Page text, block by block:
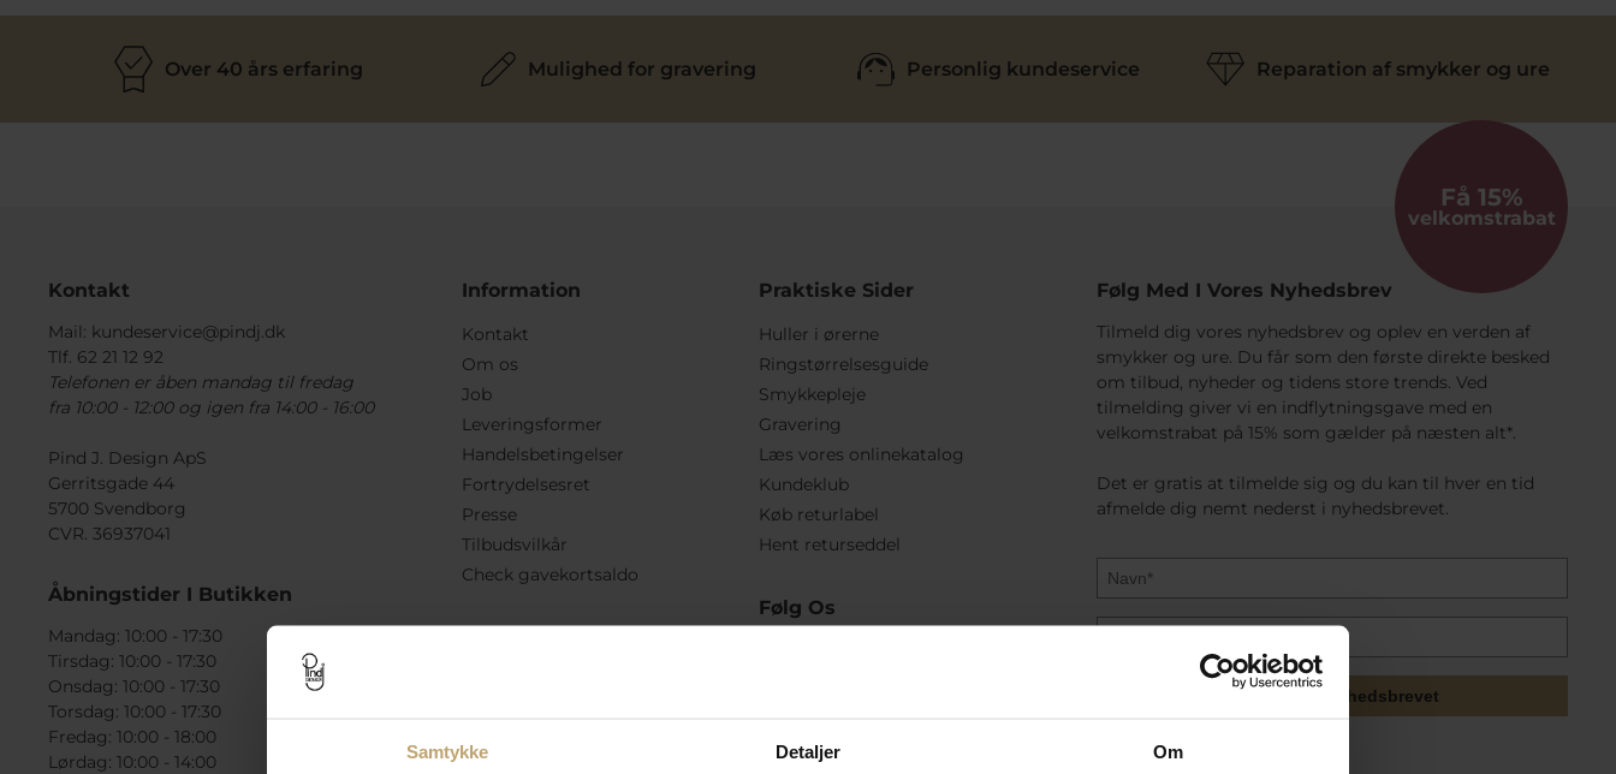
Samtykke Detaljer Om
Over 40 års erfaring Mulighed for gravering Personlig kundeservice Reparation af smykker og ure
Kontakt
Mail: kundeservice@pindj.dk
Tlf. 62 21 12 92
Telefonen er åben mandag til fredag
fra 10:00 - 12:00 og igen fra 14:00 - 16:00
Pind J. Design ApS
Gerritsgade 44
5700 Svendborg
CVR. 36937041
Åbningstider I Butikken
Mandag: 10:00 - 17:30
Tirsdag: 10:00 - 17:30
Onsdag: 10:00 - 17:30
Torsdag: 10:00 - 17:30
Fredag: 10:00 - 18:00
Lørdag: 10:00 - 14:00
Information
Kontakt
Om os
Job
Leveringsformer
Handelsbetingelser
Fortrydelsesret
Presse
Tilbudsvilkår
Check gavekortsaldo
Praktiske Sider
Huller i ørerne
Ringstørrelsesguide
Smykkepleje
Gravering
Læs vores onlinekatalog
Kundeklub
Køb returlabel
Hent returseddel
Følg Os
Få 15%
velkomstrabat
Følg Med I Vores Nyhedsbrev
Tilmeld dig vores nyhedsbrev og oplev en verden af
smykker og ure. Du får som den første direkte besked
om tilbud, nyheder og tidens store trends. Ved
tilmelding giver vi en indflytningsgave med en
velkomstrabat på 15% som gælder på næsten alt*.
Det er gratis at tilmelde sig og du kan til hver en tid
afmelde dig nemt nederst i nyhedsbrevet.
Tilmeld mig nyhedsbrevet